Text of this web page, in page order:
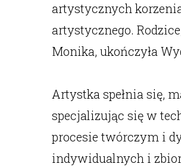
artystycznych
artystycznego.
Monika, ukończyła
Artystka spełnia się,
specjalizując się w
procesie twórczym i
indywidualnych i